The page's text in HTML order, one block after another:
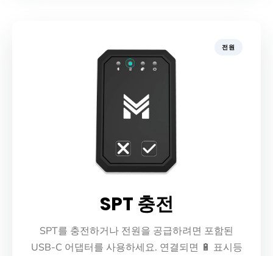
전원
SPT 충전
SPT를 충전하거나 전원을 공급하려면 포함된
USB-C 어댑터를 사용하세요. 연결되면 🔋 표시등